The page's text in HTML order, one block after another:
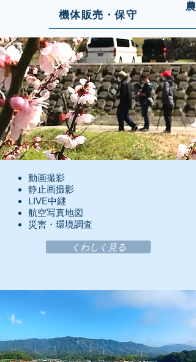
機体販売・保守
動画撮影
静止画撮影
​LIVE中継
​航空写真地図
​災害・環境調査
くわしく見る